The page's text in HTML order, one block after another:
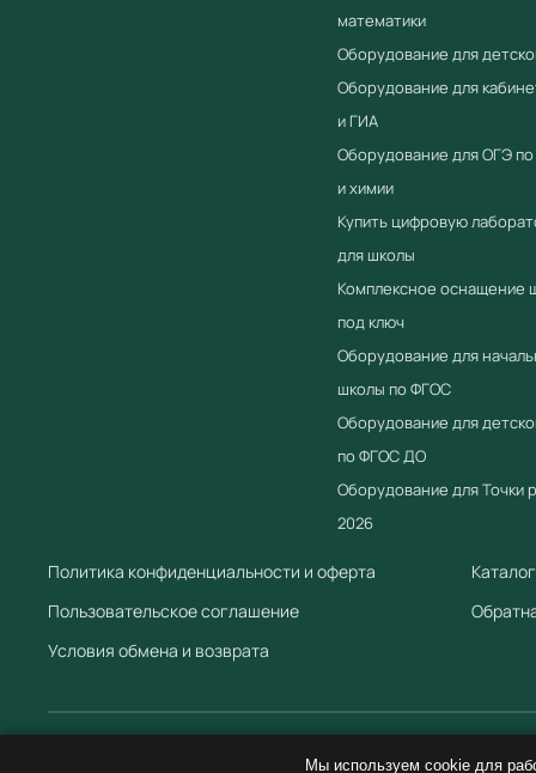
математики
Оборудование для
Оборудование для
и ГИА
Оборудование для ОГЭ по
и химии
Купить цифровую
для школы
Комплексное оснащение
под ключ
Оборудование для
школы по ФГОС
Оборудование для
по ФГОС ДО
Оборудование для Точки
2026
Политика конфиденциальности и оферта
Пользовательское соглашение
Условия обмена и возврата
Каталог
Мы используем cookie для